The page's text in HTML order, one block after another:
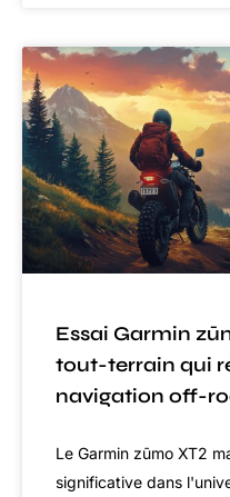
Essai Garmin
tout-terrain qui
navigation off-
Le Garmin zūmo XT2
significative dans